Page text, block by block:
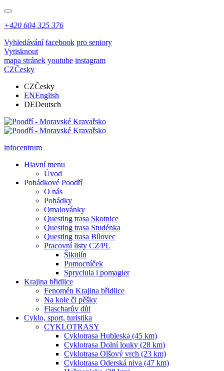
+420 604 325 376
Vyhledávání facebook pro seniory
Vytisknout
mapa stránek youtube instagram
CZČesky
CZČesky
ENEnglish
DEDeutsch
infocentrum
Hlavní menu
Úvod
Pohádkové Poodří
O nás
Pohádky
Omalovánky
Questing trasa Skotnice
Questing trasa Studénka
Questing trasa Bílovec
Pracovní listy CZ⁄PL
Šikulín
Pomocníček
Spryciula i pomagier
Krajina břidlice
Fenomén Krajina břidlice
Na kole či pěšky
Flascharův důl
Cyklo, sport, turistika
CYKLOTRASY
Cyklotrasa Hubleska (45 km)
Cyklotrasa Dolní louky (28 km)
Cyklotrasa Olšový vrch (23 km)
Cyklotrasa Oderská niva (47 km)